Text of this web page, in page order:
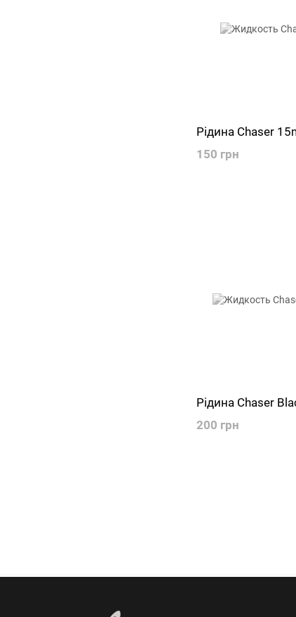
Рідина Chaser
150 грн
Рідина Chaser
200 грн